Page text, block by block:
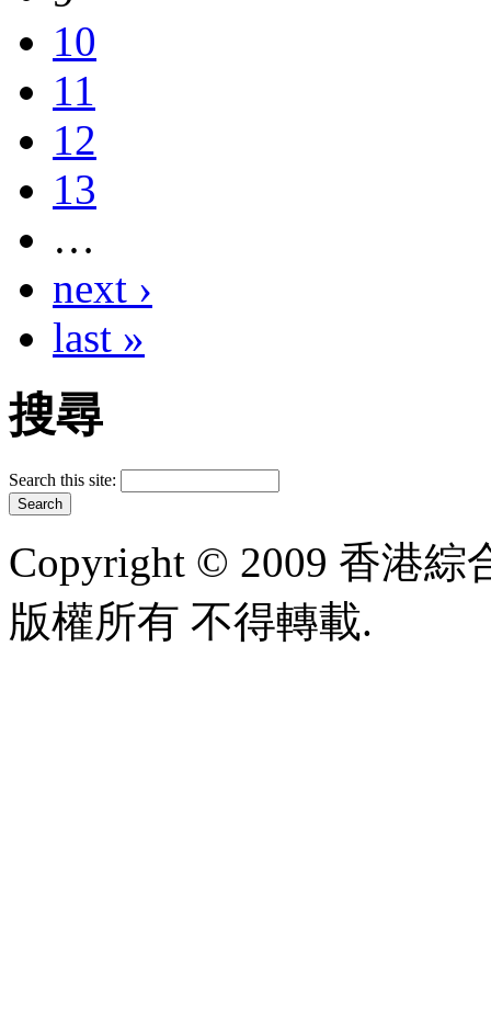
10
11
12
13
…
next ›
last »
搜尋
Search this site:
Copyright © 2009 香港綜
版權所有 不得轉載.